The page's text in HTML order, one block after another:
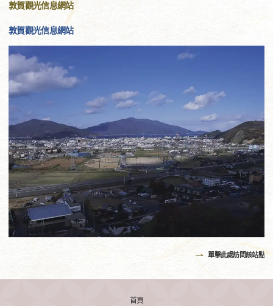
敦賀觀光信息網站
敦賀觀光信息網站
單擊此處訪問該站點
首頁